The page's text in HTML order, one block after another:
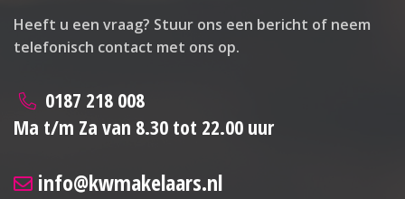
Heeft u een vraag? Stuur ons een bericht of neem
telefonisch contact met ons op.
0187 218 008
Ma t/m Za van 8.30 tot 22.00 uur
info@kwmakelaars.nl